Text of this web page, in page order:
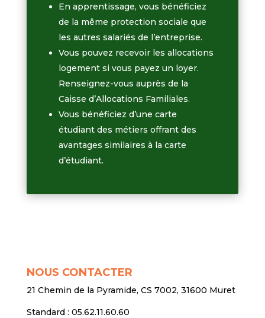
En apprentissage, vous bénéficiez
de la même protection sociale que
les autres salariés de l’entreprise.
Vous pouvez recevoir les allocations
logement si vous payez un loyer.
Renseignez-vous auprès de la
Caisse d’Allocations Familiales.
Vous bénéficiez d’une carte
étudiant des métiers offrant des
avantages similaires à la carte
d’étudiant.
NOUS CONTACTER
21 Chemin de la Pyramide, CS 7002, 31600 Muret
Standard : 05.62.11.60.60